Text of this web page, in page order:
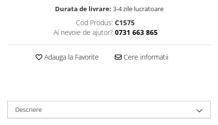
Durata de livrare: 3-4 zile lucratoare
Cod Produs: C1575
Ai nevoie de ajutor? 0731 663 865
Adauga la Favorite Cere informatii
Descriere